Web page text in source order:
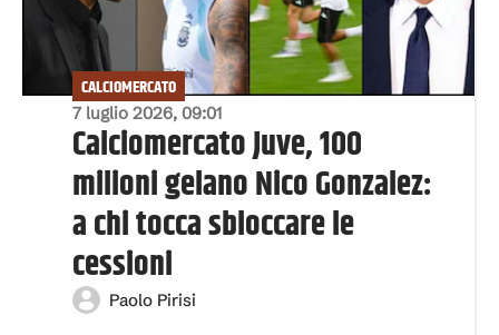
7 luglio 2026, 09:01
CALCIOMERCATO
Calciomercato Juve, 100
milioni gelano Nico Gonzalez:
a chi tocca sbloccare le
cessioni
Paolo Pirisi